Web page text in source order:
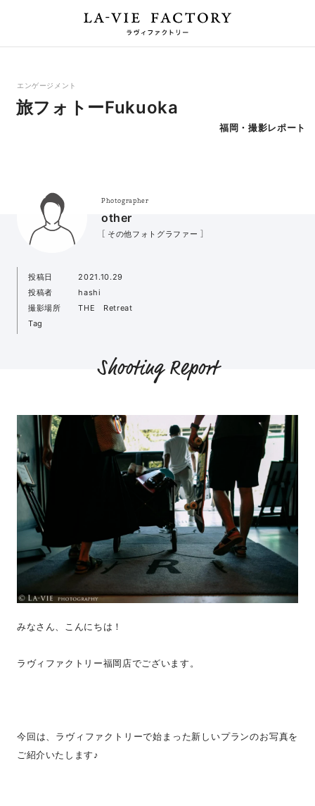
エンゲージメント
旅フォトーFukuoka
福岡・撮影レポート
Photographer
other
［ その他フォトグラファー ］
投稿日
2021.10.29
投稿者
hashi
撮影場所
THE Retreat
Tag
Shooting Report
みなさん、こんにちは！
ラヴィファクトリー福岡店でございます。
今回は、ラヴィファクトリーで始まった新しいプランのお写真を
ご紹介いたします♪